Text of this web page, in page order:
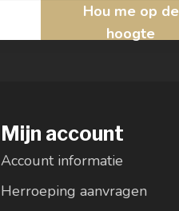
Hou me op de
hoogte
Mijn account
Account informatie
Herroeping aanvragen